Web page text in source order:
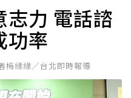
志力 電話諮
功率
梅緣緣／台北即時報導